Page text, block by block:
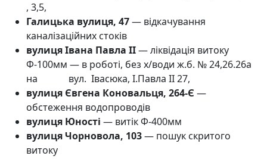
, 3,5,
Галицька вулиця, 47— відкачування
каналізаційних стоків
вулиця Івана Павла II— ліквідація витоку
Ф-100мм — в роботі, без х/води ж.б. № 24,26.26а
на вул. Івасюка, І.Павла ІІ 27,
вулиця Євгена Коновальця, 264-Є —
обстеження водопроводів
вулиця Юності — витік Ф-400мм
вулиця Чорновола, 103— пошук скритого
витоку